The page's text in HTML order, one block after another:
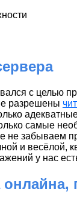
с целью
разрешены
самые
не забываем
и весёлой,
у нас